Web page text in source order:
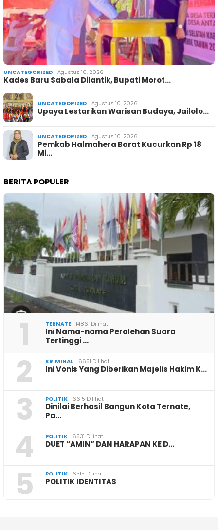
UNCATEGORIZED Agustus 10, 2026
Kades Baru Sabala Dilantik, Bupati Morot…
UNCATEGORIZED Agustus 10, 2026
Upaya Lestarikan Warisan Budaya, Jailolo…
UNCATEGORIZED Agustus 10, 2026
Pemkab Halmahera Barat Kucurkan Rp 18
Mi…
BERITA POPULER
1 TERNATE 14861 Dilihat
Ini Nama-nama Perolehan Suara
Tertinggi …
2 KRIMINAL 6651 Dilihat
Ini Vonis Yang Diberikan Majelis Hakim K…
3 POLITIK 6615 Dilihat
Dinilai Berhasil Bangun Kota Ternate,
Pa…
4 POLITIK 6531 Dilihat
DUET “AMIN” DAN HARAPAN KE D…
5 POLITIK 6515 Dilihat
POLITIK IDENTITAS